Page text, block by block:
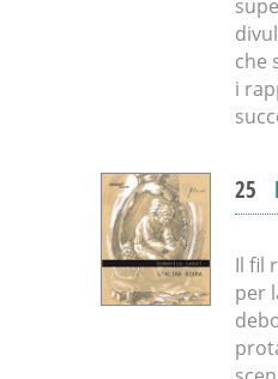
che
i
25
Il fil
per